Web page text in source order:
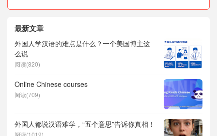
最新文章
外国人学汉语的难点是什么？一个美国博主这
么说
阅读(820)
Online Chinese courses
阅读(709)
外国人都说汉语难学，“五个意思”告诉你真相！
阅读(1019)